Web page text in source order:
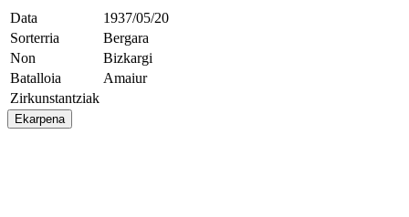
Data
1937/05/20
Sorterria
Bergara
Non
Bizkargi
Batalloia
Amaiur
Zirkunstantziak